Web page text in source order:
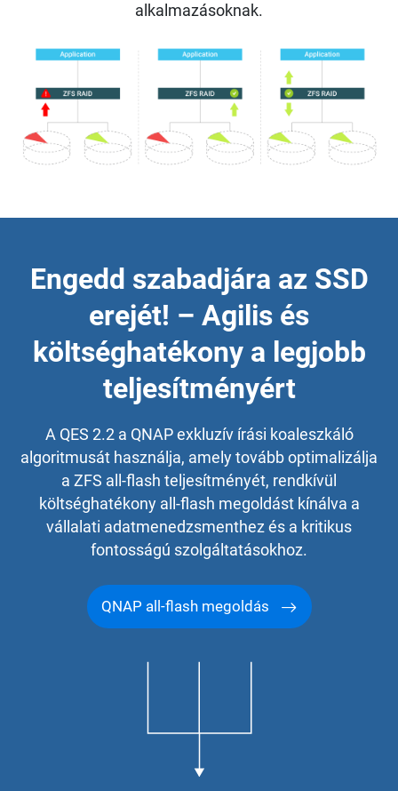
alkalmazásoknak.
Engedd szabadjára az SSD
erejét! – Agilis és
költséghatékony a legjobb
teljesítményért
A QES 2.2 a QNAP exkluzív írási koaleszkáló
algoritmusát használja, amely tovább optimalizálja
a ZFS all-flash teljesítményét, rendkívül
költséghatékony all-flash megoldást kínálva a
vállalati adatmenedzsmenthez és a kritikus
fontosságú szolgáltatásokhoz.
QNAP all-flash megoldás